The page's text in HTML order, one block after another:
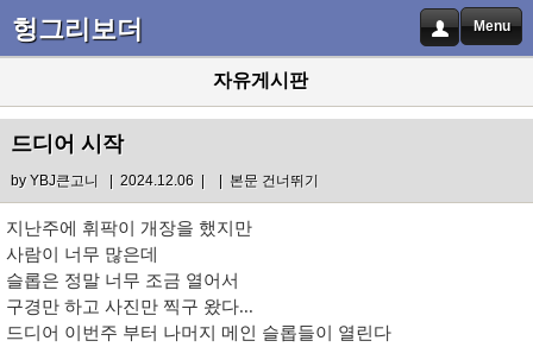
헝그리보더 Menu
자유게시판
드디어 시작
byYBJ큰고니 | 2024.12.06 | | 본문 건너뛰기
지난주에 휘팍이 개장을 했지만
사람이 너무 많은데
슬롭은 정말 너무 조금 열어서
구경만 하고 사진만 찍구 왔다...
드디어 이번주 부터 나머지 메인 슬롭들이 열린다